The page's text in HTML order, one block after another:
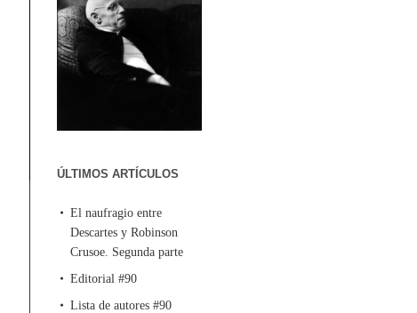
ÚLTIMOS ARTÍCULOS
El naufragio entre
Descartes y Robinson
Crusoe. Segunda parte
Editorial #90
Lista de autores #90